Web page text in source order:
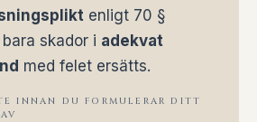
enligt 70 §
skador i adekvat
med felet ersätts.
INNAN DU FORMULERAR DITT